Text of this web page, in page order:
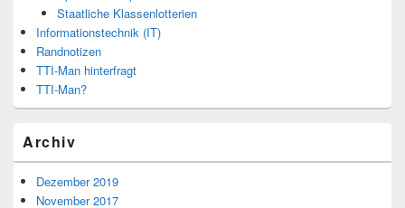
Staatliche Klassenlotterien
Informationstechnik (IT)
Randnotizen
TTI-Man hinterfragt
TTI-Man?
Archiv
Dezember 2019
November 2017